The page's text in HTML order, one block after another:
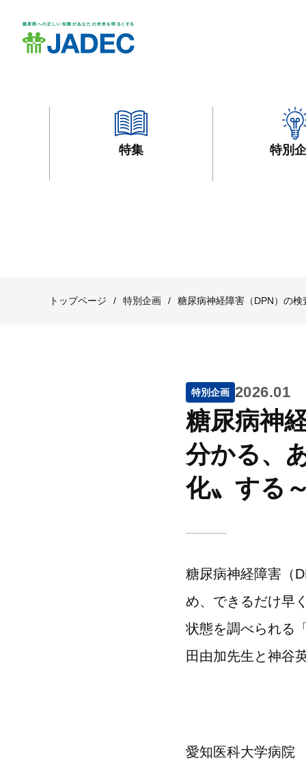
特集 特別
トップページ / 特別企画 / 糖尿病神経障害（DPN）の
特別企画 2026.01
糖尿病神
分かる、
化〟する
糖尿病神経障害（
め、できるだけ早
状態を調べられる
田由加先生と神谷
愛知医科大学病院